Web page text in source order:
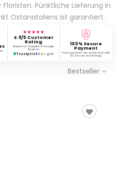
Pünktliche Lieferung in
Ostanatoliens ist garantiert.
★★★★★
4.9/5 Customer
Rating
Based on Trustpilot & Google
Reviews
TrustpilotG o o g l e
100% Secure
Payment
Your payments are protected with
3D Secure technology.
Bestseller